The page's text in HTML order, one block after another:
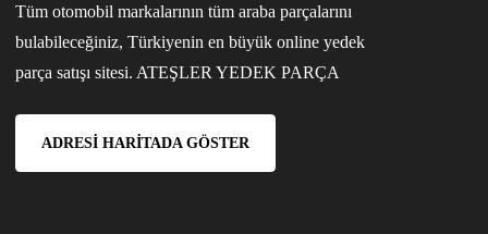
Tüm otomobil markalarının tüm araba parçalarını
bulabileceğiniz, Türkiyenin en büyük online yedek
parça satışı sitesi. ATEŞLER YEDEK PARÇA
ADRESI HARITADA GÖSTER